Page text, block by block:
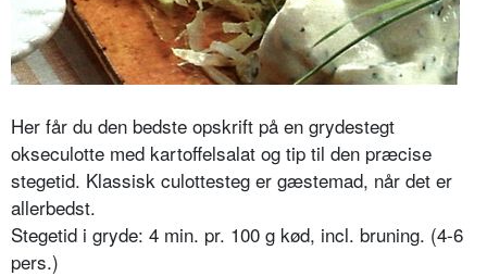
Her får du den bedste opskrift på en grydestegt
okseculotte med kartoffelsalat og tip til den præcise
stegetid. Klassisk culottesteg er gæstemad, når det er
allerbedst.
Stegetid i gryde: 4 min. pr. 100 g kød, incl. bruning. (4-6
pers.)